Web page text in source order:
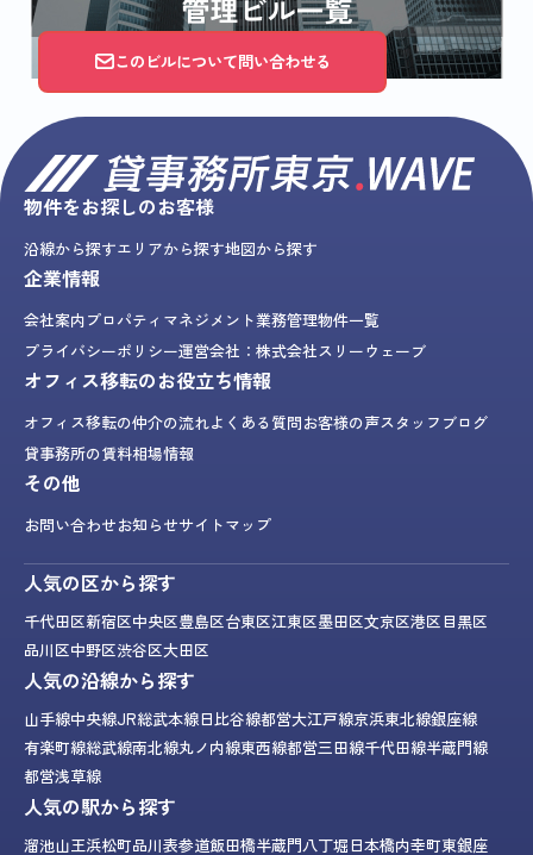
このビルについて問い合わせる
物件をお探しのお客様
沿線から探すエリアから探す地図から探す
企業情報
会社案内プロパティマネジメント業務管理物件一覧
プライバシーポリシー運営会社：株式会社スリーウェーブ
オフィス移転のお役立ち情報
オフィス移転の仲介の流れよくある質問お客様の声スタッフブログ
貸事務所の賃料相場情報
その他
お問い合わせお知らせサイトマップ
人気の区から探す
千代田区新宿区中央区豊島区台東区江東区墨田区文京区港区目黒区
品川区中野区渋谷区大田区
人気の沿線から探す
山手線中央線JR総武本線日比谷線都営大江戸線京浜東北線銀座線
有楽町線総武線南北線丸ノ内線東西線都営三田線千代田線半蔵門線
都営浅草線
人気の駅から探す
溜池山王浜松町品川表参道飯田橋半蔵門八丁堀日本橋内幸町東銀座